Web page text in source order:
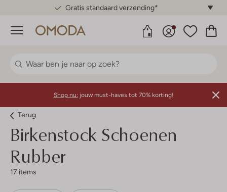
Gratis standaard verzending*
Menu
Shop nu: jouw must-haves tot 70% korting!
Terug
Birkenstock Schoenen
Rubber
17 items